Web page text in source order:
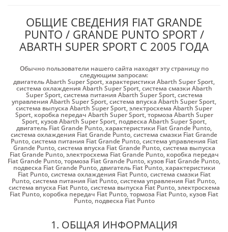
ОБЩИЕ СВЕДЕНИЯ FIAT GRANDE
PUNTO / GRANDE PUNTO SPORT /
ABARTH SUPER SPORT С 2005 ГОДА
Обычно пользователи нашего сайта находят эту страницу по
следующим запросам:
двигатель Abarth Super Sport,характеристики Abarth Super Sport,
система охлаждения Abarth Super Sport,система смазки Abarth
Super Sport,система питания Abarth Super Sport,система
управления Abarth Super Sport,система впуска Abarth Super Sport,
система выпуска Abarth Super Sport,электросхема Abarth Super
Sport, коробка передач Abarth Super Sport,тормоза Abarth Super
Sport, кузов Abarth Super Sport,подвеска Abarth Super Sport,
двигатель Fiat Grande Punto,характеристики Fiat Grande Punto,
система охлаждения Fiat Grande Punto,система смазки Fiat Grande
Punto,система питания Fiat Grande Punto,система управления Fiat
Grande Punto,система впуска Fiat Grande Punto,система выпуска
Fiat Grande Punto,электросхема Fiat Grande Punto, коробка передач
Fiat Grande Punto,тормоза Fiat Grande Punto, кузов Fiat Grande Punto,
подвеска Fiat Grande Punto,двигатель Fiat Punto,характеристики
Fiat Punto,система охлаждения Fiat Punto,система смазки Fiat
Punto,система питания Fiat Punto,система управления Fiat Punto,
система впуска Fiat Punto,система выпуска Fiat Punto,электросхема
Fiat Punto,коробка передач Fiat Punto,тормоза Fiat Punto, кузов Fiat
Punto, подвеска Fiat Punto
1. ОБЩАЯ ИНФОРМАЦИЯ